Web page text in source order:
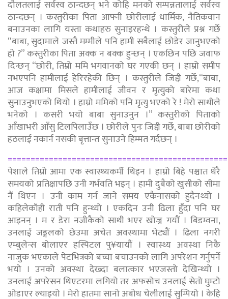
दौलतलाई सर्वस्व ठान्दछन् भने कोहि मनको सम्पन्नतालाई सर्वस्व
ठान्दछन् । कस्तुरीका पिता आफ्नी छोरीलाई धार्मिक, नैतिकवान
बनाउनका लागि यस्ता कथाहरु सुनाइरहन्थे । कस्तुरीले प्रश्न गर्छे
“बाबा, सुदामाले जस्तै मम्मीले पनि हामी सबैलाई छोडेर जानुभएको
हो ?” कस्तुरीका पिता अक्क न बक्क हुन्छन् । एकछिन पछि जवाफ
दिन्छन् “छोरी, तिम्रो ममि भगवानको घर गएकी छन् । हाम्रो समीप
नभएपनि हामीलाई हेरिरहेकी छिन् । कस्तुरीले जिद्दी गर्छे,“बाबा,
आज कक्षामा मिसले हामीलाई जीवन र मृत्युको बारेमा कथा
सुनाउनुभएको थियो । हाम्रो ममिको पनि मृत्यु भएको रे ! मेरो साथीले
भनेको । कसरी भयो बाबा सुनाउनुन ।” कस्तुरीको पिताको
आँखाभरी आँसु टिलपिलाउँछ । छोरीले पुनः जिद्दी गर्छे, बाबा छोरीको
हठलाई नकार्न नसकी बृत्तान्त सुनाउने हिम्मत गर्दछन् ।
पेशाले तिम्रो आमा एक स्वास्थ्यकर्मी थिइन । हाम्रो बिहे पश्चात धेरै
समयको प्रतिक्षापछि उनी गर्भवति भइन् । हामी दुबैको खुसीको सीमा
नैं थिएन । उनी काम गर्न जाने समय एकैनासको हुदैनथ्यो ।
कहिलेकाँही राती पनि हुन्थ्यो । एकदिन उनी ढिला हुँदा पनि घर
आइनन् । म र डेरा नजीकैको साथी भएर खोज्न गयौं । बिडम्वना,
उनलाई जङ्गलको छेउमा अचेत अवस्थामा भेट्यौं । ढिला नगरी
एम्बुलेन्स बोलाएर हस्पिटल पु¥यायौं । स्वास्थ्य अवस्था निकै
नाजुक भएकाले पेटभित्रको बच्चा बचाउनको लागि अपरेशन गर्नुपर्ने
भयो । उनको अवस्था देख्दा बलात्कार भएजस्तो देखिन्थ्यो ।
उनलाई अपरेसन थिएटरमा लगियो तर अफसोच उनलाई सेतो घुम्टो
ओडाएर ल्याइयो । मेरो हातमा सानो अबोध चेलीलाई सुम्पियो । केहि